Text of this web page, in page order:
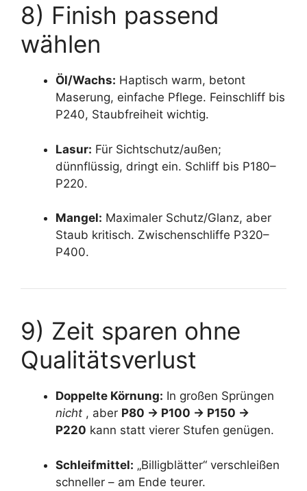
8) Finish passend
wählen
Öl/Wachs: Haptisch warm, betont
Maserung, einfache Pflege. Feinschliff bis
P240, Staubfreiheit wichtig.
Lasur: Für Sichtschutz/außen;
dünnflüssig, dringt ein. Schliff bis P180–
P220.
Mangel: Maximaler Schutz/Glanz, aber
Staub kritisch. Zwischenschliffe P320–
P400.
9) Zeit sparen ohne
Qualitätsverlust
Doppelte Körnung: In großen Sprüngen
nicht , aber P80 → P100 → P150 →
P220 kann statt vierer Stufen genügen.
Schleifmittel: „Billigblätter“ verschleißen
schneller – am Ende teurer.